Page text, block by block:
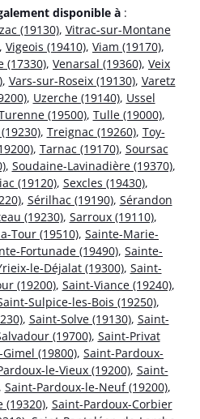
disponible à :
(19130), Vitrac-sur-Montane
, Vigeois (19410), Viam (19170),
(17330), Venarsal (19360), Veix
, Vars-sur-Roseix (19130), Varetz
, Uzerche (19140), Ussel
(19500), Tulle (19000),
, Treignac (19260), Toy-
, Tarnac (19170), Soursac
, Soudaine-Lavinadière (19370),
(19120), Sexcles (19430),
, Sérilhac (19190), Sérandon
(19230), Sarroux (19110),
Tour (19510), Sainte-Marie-
Fortunade (19490), Sainte-
le-Déjalat (19300), Saint-
(19200), Saint-Viance (19240),
Sulpice-les-Bois (19250),
, Saint-Solve (19130), Saint-
(19700), Saint-Privat
(19800), Saint-Pardoux-
le-Vieux (19200), Saint-
Saint-Pardoux-le-Neuf (19200),
(19320), Saint-Pardoux-Corbier